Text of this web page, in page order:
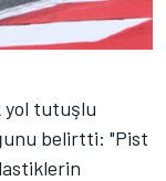
yol tutuşlu
belirtti: "Pist